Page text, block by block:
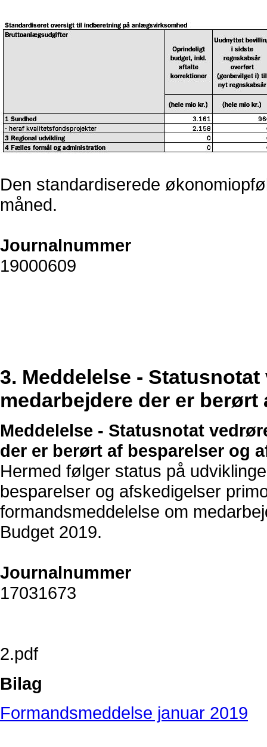
Den standardiserede
måned.
Journalnummer
19000609
3. Meddelelse -
medarbejdere der er
Meddelelse - Statusnotat
der er berørt af besparelser og
Hermed følger status på
besparelser og afskedigelser
formandsmeddelelse om
Budget 2019.
Journalnummer
17031673
2.pdf
Bilag
Formandsmeddelse januar 2019